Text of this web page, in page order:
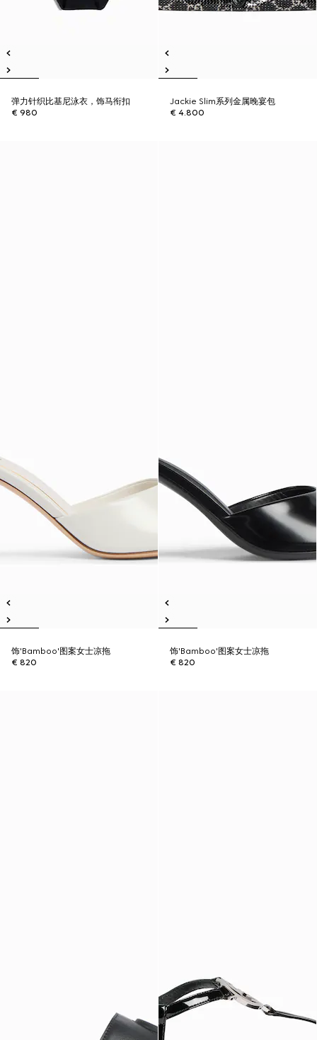
弹力针织比基尼泳衣，饰马衔扣
€ 980
Jackie Slim系列金属晚宴包
€ 4.800
饰'Bamboo'图案女士凉拖
€ 820
饰'Bamboo'图案女士凉拖
€ 820